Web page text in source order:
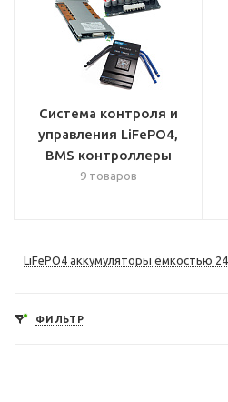
Система контроля и
управления LiFePO4,
BMS контроллеры
9 товаров
LiFePO4 аккумуляторы ёмкостью
ФИЛЬТР